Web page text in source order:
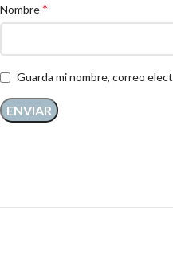
Nombre*
Guarda mi nombre, correo